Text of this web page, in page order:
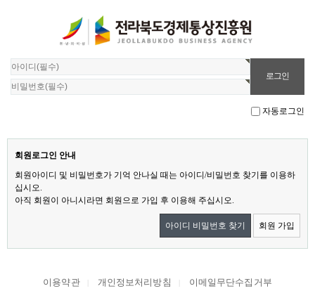
자동로그인
회원로그인 안내
회원아이디 및 비밀번호가 기억 안나실 때는 아이디/비밀번호 찾기를 이용하
십시오.
아직 회원이 아니시라면 회원으로 가입 후 이용해 주십시오.
아이디 비밀번호 찾기 회원 가입
이용약관 개인정보처리방침 이메일무단수집거부